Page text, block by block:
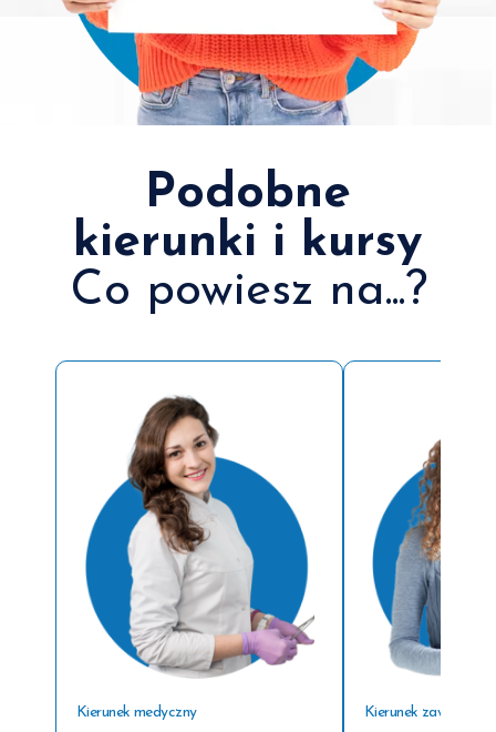
Podobne
kierunki i kursy
Co powiesz na...?
Kierunek medyczny Kierunek zawodowy